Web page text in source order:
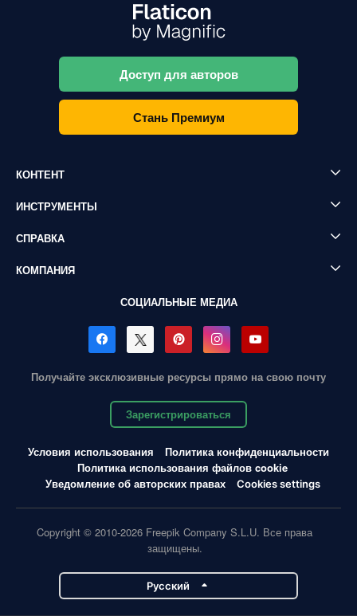
Доступ для авторов
Стань Премиум
КОНТЕНТ
ИНСТРУМЕНТЫ
СПРАВКА
КОМПАНИЯ
СОЦИАЛЬНЫЕ МЕДИА
Получайте эксклюзивные ресурсы прямо на свою почту
Зарегистрироваться
Условия использования
Политика конфиденциальности
Политика использования файлов cookie
Уведомление об авторских правах
Cookies settings
Copyright © 2010-2026 Freepik Company S.L.U. Все права
защищены.
Pусский